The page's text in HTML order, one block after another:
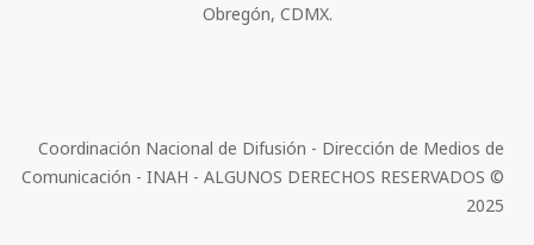
Obregón, CDMX.
Coordinación Nacional de Difusión - Dirección de Medios de
Comunicación - INAH - ALGUNOS DERECHOS RESERVADOS ©
2025